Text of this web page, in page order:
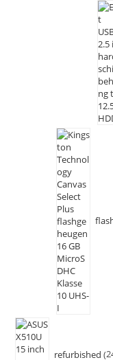
refurbished